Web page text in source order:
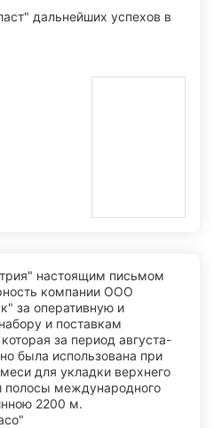
дальнейших успехов в
настоящим письмом
компании ООО
за оперативную и
и поставкам
за период августа-
была использована при
для укладки верхнего
полосы международного
2200 м.